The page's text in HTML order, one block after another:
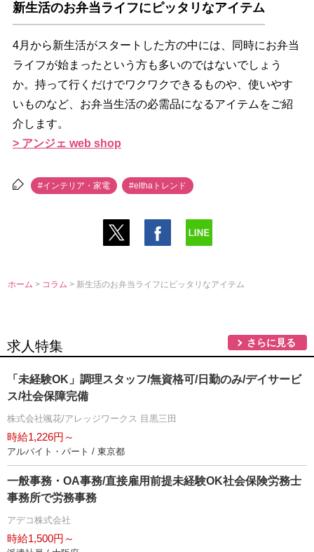
新生活のお弁当ライフにピッタリなアイテム
4月から新生活がスタートした方の中には、同時にお弁当
ライフが始まったという方も多いのではないでしょう
か。持って行くだけでワクワクできるものや、使いやす
いものなど、お弁当生活の必需品になるアイテムをご紹
介します。
> アンジェ web shop
#インテリア・家電 #elthaトレンド
ホーム > コラム> 新生活のお弁当ライフにピッタリなアイテム
求人特集 さらに見る
「未経験OK」調理スタッフ/無資格可/日勤のみ/デイサービ
ス/社会保障完備
株式会社颯花/アレッジワークス 目黒三田
時給1,226円～
アルバイト・パート / 東京都
一般事務・OA事務/直接雇用前提未経験OK社会保険労務士
事務所で労務事務
アデコ株式会社
時給1,500円～